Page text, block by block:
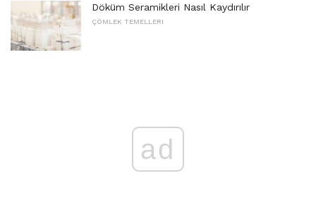
Döküm Seramikleri Nasıl Kaydırılır
ÇÖMLEK TEMELLERI
ad